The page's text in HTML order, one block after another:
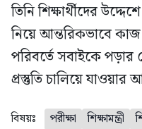
তিনি শিক্ষার্থীদের
নিয়ে আন্তরিকভাবে
পরিবর্তে সবাইকে পড়ার
প্রস্তুতি চালিয়ে যাওয়ার
বিষয়ঃ পরীক্ষা শিক্ষামন্ত্রী